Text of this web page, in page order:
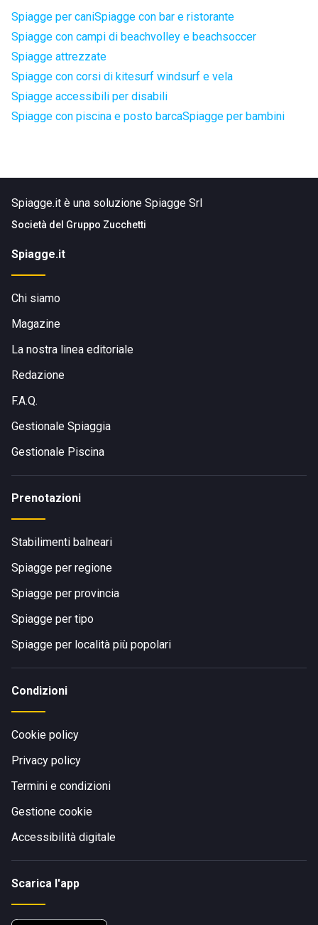
Spiagge per caniSpiagge con bar e ristorante
Spiagge con campi di beachvolley e beachsoccer
Spiagge attrezzate
Spiagge con corsi di kitesurf windsurf e vela
Spiagge accessibili per disabili
Spiagge con piscina e posto barcaSpiagge per bambini
Spiagge.it è una soluzione Spiagge Srl
Società del Gruppo Zucchetti
Spiagge.it
Chi siamo
Magazine
La nostra linea editoriale
Redazione
F.A.Q.
Gestionale Spiaggia
Gestionale Piscina
Prenotazioni
Stabilimenti balneari
Spiagge per regione
Spiagge per provincia
Spiagge per tipo
Spiagge per località più popolari
Condizioni
Cookie policy
Privacy policy
Termini e condizioni
Gestione cookie
Accessibilità digitale
Scarica l'app